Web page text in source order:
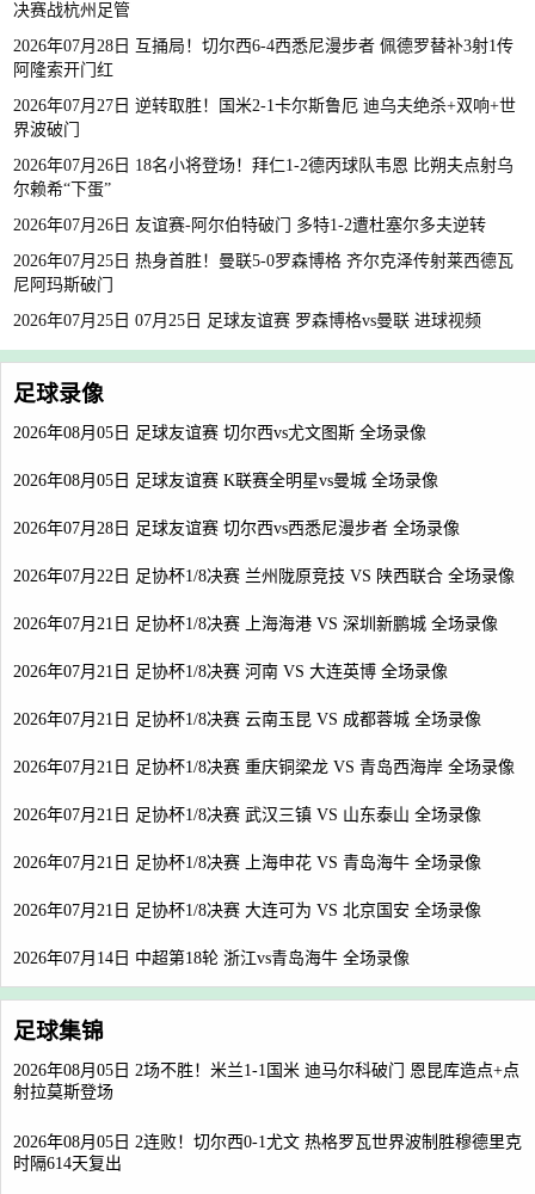
决赛战杭州足管
2026年07月28日 互捅局！切尔西6-4西悉尼漫步者 佩德罗替补3射1传
阿隆索开门红
2026年07月27日 逆转取胜！国米2-1卡尔斯鲁厄 迪乌夫绝杀+双响+世
界波破门
2026年07月26日 18名小将登场！拜仁1-2德丙球队韦恩 比朔夫点射乌
尔赖希“下蛋”
2026年07月26日 友谊赛-阿尔伯特破门 多特1-2遭杜塞尔多夫逆转
2026年07月25日 热身首胜！曼联5-0罗森博格 齐尔克泽传射莱西德瓦
尼阿玛斯破门
2026年07月25日 07月25日 足球友谊赛 罗森博格vs曼联 进球视频
足球录像
2026年08月05日 足球友谊赛 切尔西vs尤文图斯 全场录像
2026年08月05日 足球友谊赛 K联赛全明星vs曼城 全场录像
2026年07月28日 足球友谊赛 切尔西vs西悉尼漫步者 全场录像
2026年07月22日 足协杯1/8决赛 兰州陇原竞技 VS 陕西联合 全场录像
2026年07月21日 足协杯1/8决赛 上海海港 VS 深圳新鹏城 全场录像
2026年07月21日 足协杯1/8决赛 河南 VS 大连英博 全场录像
2026年07月21日 足协杯1/8决赛 云南玉昆 VS 成都蓉城 全场录像
2026年07月21日 足协杯1/8决赛 重庆铜梁龙 VS 青岛西海岸 全场录像
2026年07月21日 足协杯1/8决赛 武汉三镇 VS 山东泰山 全场录像
2026年07月21日 足协杯1/8决赛 上海申花 VS 青岛海牛 全场录像
2026年07月21日 足协杯1/8决赛 大连可为 VS 北京国安 全场录像
2026年07月14日 中超第18轮 浙江vs青岛海牛 全场录像
足球集锦
2026年08月05日 2场不胜！米兰1-1国米 迪马尔科破门 恩昆库造点+点
射拉莫斯登场
2026年08月05日 2连败！切尔西0-1尤文 热格罗瓦世界波制胜穆德里克
时隔614天复出